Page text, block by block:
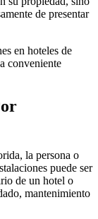
de presentar
en hoteles de
conveniente
la persona o
puede ser
de un hotel o
mantenimiento